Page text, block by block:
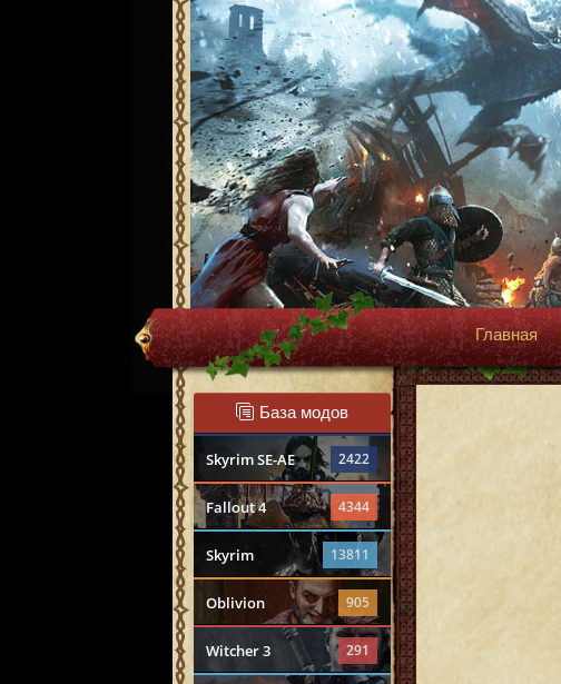
Главная
База модов
Skyrim SE-AE 2422
Fallout 4 4344
Skyrim 13811
Oblivion 905
Witcher 3 291